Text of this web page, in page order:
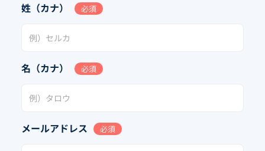
姓（カナ） 必須
名（カナ） 必須
メールアドレス 必須